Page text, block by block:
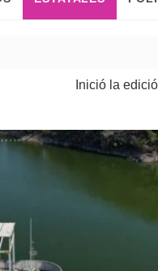
la edición 60, de la